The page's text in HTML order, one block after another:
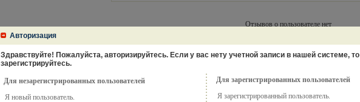
Отзывов о пользователе нет
Авторизация
Здравствуйте! Пожалуйста, авторизируйтесь. Если у вас нету учетной записи в нашей системе, то
зарегистрируйтесь.
Для незарегистрированных пользователей
Я новый пользователь.
Для зарегистрированных пользователей
Я зарегистрированный пользователь.